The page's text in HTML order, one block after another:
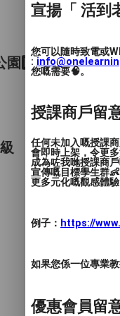
園1️⃣級
宣揚「 活到
您可以隨時致電或
:
您嘅需要🧠。
授課商戶留
任何未加入嘅授課
會即時上架，令更
成為咗我哋授課商
宣傳嘅目標學生群
更多元化嘅觀感體驗
例子： https://
如果您係一位專業
優惠會員留